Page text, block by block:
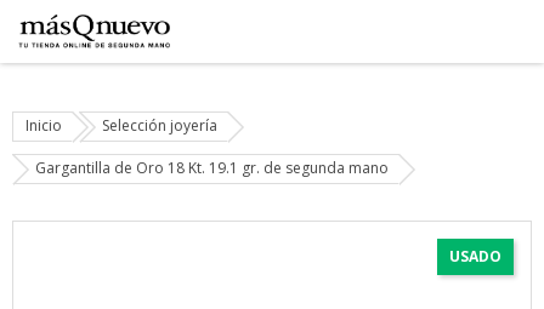
Inicio Selección joyería
Gargantilla de Oro 18 Kt. 19.1 gr. de segunda mano
USADO